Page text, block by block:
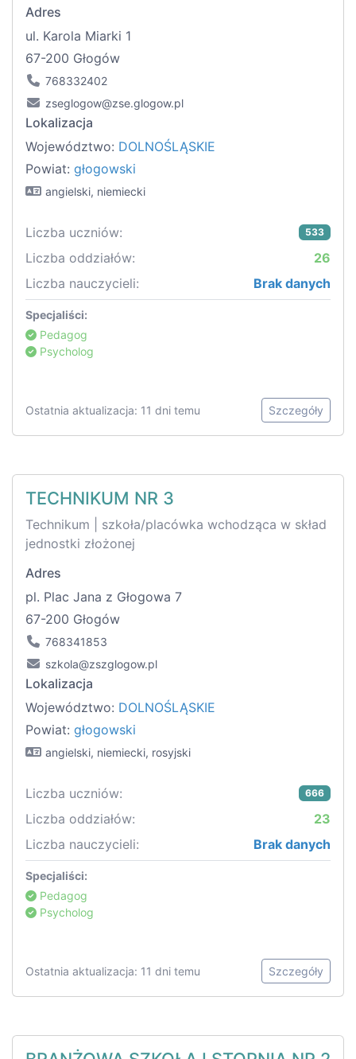
Adres
ul. Karola Miarki 1
67-200 Głogów
768332402
zseglogow@zse.glogow.pl
Lokalizacja
Województwo: DOLNOŚLĄSKIE
Powiat: głogowski
angielski, niemiecki
Liczba uczniów: 533
Liczba oddziałów:
26
Liczba nauczycieli:
Brak danych
Specjaliści:
Pedagog
Psycholog
Ostatnia aktualizacja: 11 dni temu Szczegóły
TECHNIKUM NR 3
Technikum | szkoła/placówka wchodząca w skład
jednostki złożonej
Adres
pl. Plac Jana z Głogowa 7
67-200 Głogów
768341853
szkola@zszglogow.pl
Lokalizacja
Województwo: DOLNOŚLĄSKIE
Powiat: głogowski
angielski, niemiecki, rosyjski
Liczba uczniów: 666
Liczba oddziałów:
23
Liczba nauczycieli:
Brak danych
Specjaliści:
Pedagog
Psycholog
Ostatnia aktualizacja: 11 dni temu Szczegóły